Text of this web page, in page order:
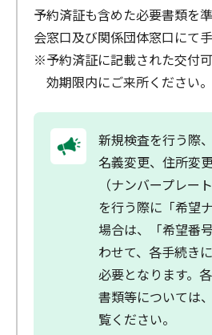
予約済証も含めた必要書類を
会窓口及び関係団体窓口にて
※予約済証に記載された交付
効期限内にご来所ください。
新規検査を行う際
名義変更、住所変
（ナンバープレー
を行う際に「希望
場合は、「希望番
わせて、各手続き
必要となります。
書類等については
覧ください。